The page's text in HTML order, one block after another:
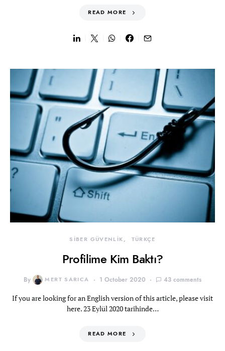
READ MORE
SİBER GÜVENLİK TÜRKÇE
Profilime Kim Baktı?
By MERT SARICA 1 October 2020 43 comments
If you are looking for an English version of this article, please visit
here. 23 Eylül 2020 tarihinde…
READ MORE